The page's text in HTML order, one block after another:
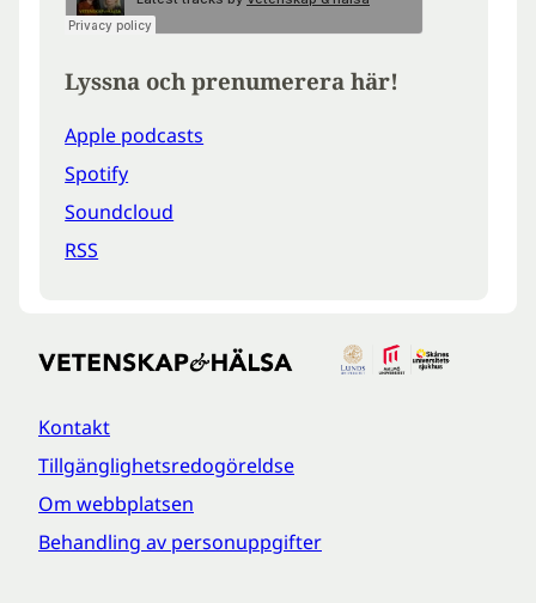
Lyssna och prenumerera här!
Apple podcasts
Spotify
Soundcloud
RSS
Kontakt
Tillgänglighetsredogöreldse
Om webbplatsen
Behandling av personuppgifter